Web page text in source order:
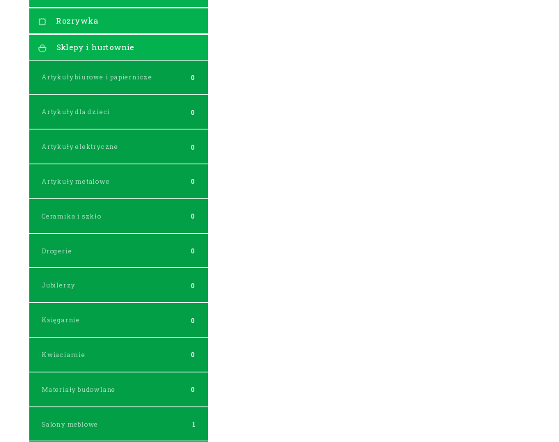
Rozrywka
Sklepy i hurtownie
Artykuły biurowe i papiernicze 0
Artykuły dla dzieci 0
Artykuły elektryczne 0
Artykuły metalowe 0
Ceramika i szkło 0
Drogerie 0
Jubilerzy 0
Księgarnie 0
Kwiaciarnie 0
Materiały budowlane 0
Salony meblowe 1